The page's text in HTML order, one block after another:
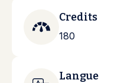
Credits
180
Langue